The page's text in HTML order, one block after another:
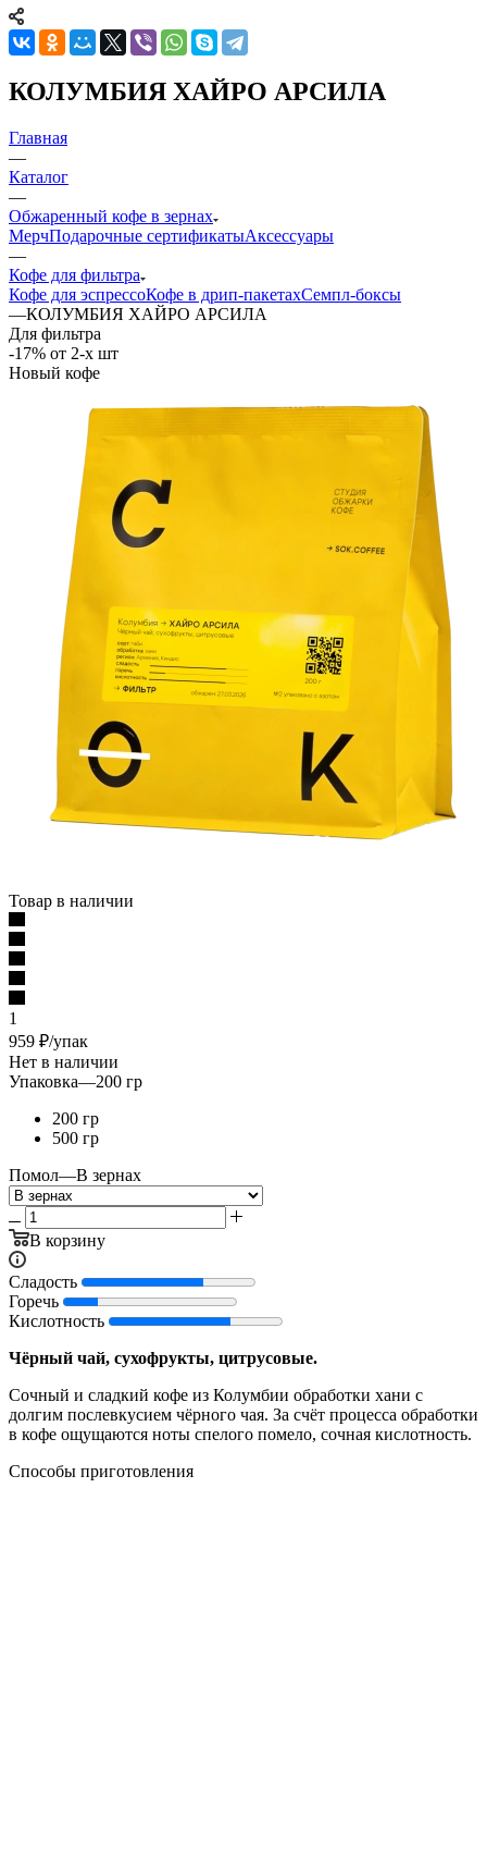
КОЛУМБИЯ ХАЙРО АРСИЛА
Главная
—
Каталог
—
Обжаренный кофе в зернах
МерчПодарочные сертификатыАксессуары
—
Кофе для фильтра
Кофе для эспрессоКофе в дрип-пакетахСемпл-боксы
—КОЛУМБИЯ ХАЙРО АРСИЛА
Для фильтра
-17% от 2-х шт
Новый кофе
Товар в наличии
1
959 ₽/упак
Нет в наличии
Упаковка—200 гр
200 гр
500 гр
Помол—В зернах
В корзину
Сладость
Горечь
Кислотность
Чёрный чай, сухофрукты, цитрусовые.
Сочный и сладкий кофе из Колумбии обработки хани с
долгим послевкусием чёрного чая. За счёт процесса обработки
в кофе ощущаются ноты спелого помело, сочная кислотность.
Способы приготовления